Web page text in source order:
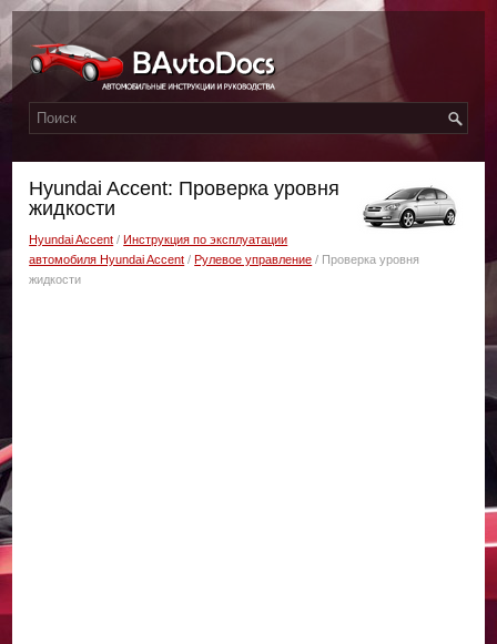
Hyundai Accent: Проверка уровня
жидкости
Hyundai Accent /Инструкция по эксплуатации
автомобиля Hyundai Accent /Рулевое управление / Проверка уровня
жидкости